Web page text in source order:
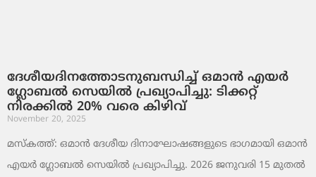
ദേശീയദിനത്തോടനുബന്ധിച്ച് ഒമാൻ എയർ
ഗ്ലോബൽ സെയിൽ പ്രഖ്യാപിച്ചു: ടിക്കറ്റ്
നിരക്കിൽ 20% വരെ കിഴിവ്
November 20, 2025
മസ്‌കത്ത്: ഒമാൻ ദേശീയ ദിനാഘോഷങ്ങളുടെ ഭാഗമായി ഒമാൻ
എയർ ഗ്ലോബൽ സെയിൽ പ്രഖ്യാപിച്ചു. 2026 ജനുവരി 15 മുതൽ